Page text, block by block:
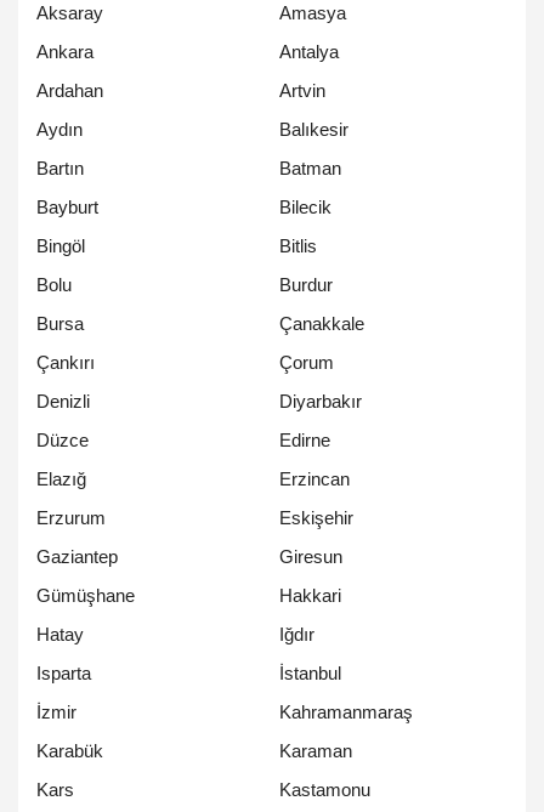
Aksaray
Amasya
Ankara
Antalya
Ardahan
Artvin
Aydın
Balıkesir
Bartın
Batman
Bayburt
Bilecik
Bingöl
Bitlis
Bolu
Burdur
Bursa
Çanakkale
Çankırı
Çorum
Denizli
Diyarbakır
Düzce
Edirne
Elazığ
Erzincan
Erzurum
Eskişehir
Gaziantep
Giresun
Gümüşhane
Hakkari
Hatay
Iğdır
Isparta
İstanbul
İzmir
Kahramanmaraş
Karabük
Karaman
Kars
Kastamonu